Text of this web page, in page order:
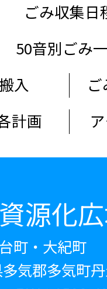
ごみ収集日
50音別ごみ
入
計画
源化
町・大紀町
気郡多気町